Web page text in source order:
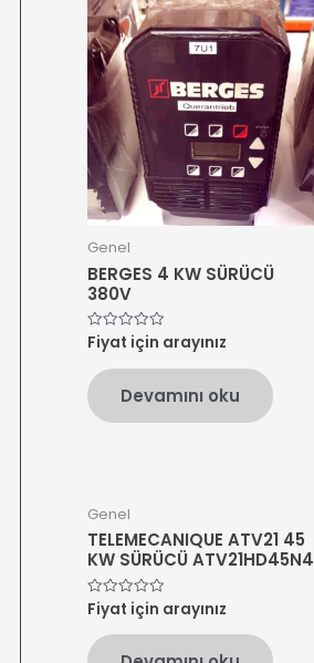
Genel
BERGES 4 KW SÜRÜCÜ
380V
5
üzerinden
oy
aldı
Fiyat için arayınız
Devamını oku
Genel
TELEMECANIQUE ATV21 45
KW SÜRÜCÜ ATV21HD45N4
5
üzerinden
oy
aldı
Fiyat için arayınız